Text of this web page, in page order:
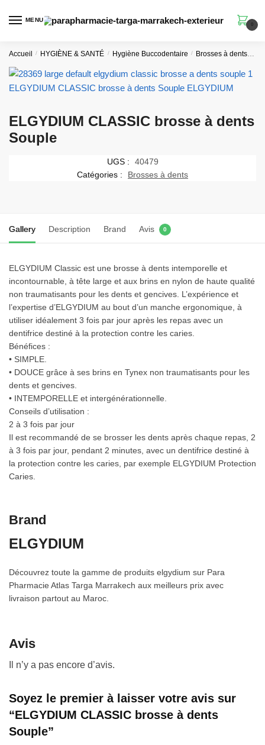
MENU
0
Accueil / HYGIÈNE & SANTÉ / Hygiène Buccodentaire / Brosses à dents
ELGYDIUM CLASSIC brosse à dents
Souple
UGS :
40479
Catégories :
Brosses à dents
Gallery Description Brand Avis 0
ELGYDIUM Classic est une brosse à dents intemporelle et
incontournable, à tête large et aux brins en nylon de haute qualité
non traumatisants pour les dents et gencives. L’expérience et
l’expertise d’ELGYDIUM au bout d’un manche ergonomique, à
utiliser idéalement 3 fois par jour après les repas avec un
dentifrice destiné à la protection contre les caries.
Bénéfices :
• SIMPLE.
• DOUCE grâce à ses brins en Tynex non traumatisants pour les
dents et gencives.
• INTEMPORELLE et intergénérationnelle.
Conseils d’utilisation :
2 à 3 fois par jour
Il est recommandé de se brosser les dents après chaque repas, 2
à 3 fois par jour, pendant 2 minutes, avec un dentifrice destiné à
la protection contre les caries, par exemple ELGYDIUM Protection
Caries.
Brand
ELGYDIUM
Découvrez toute la gamme de produits elgydium sur Para
Pharmacie Atlas Targa Marrakech aux meilleurs prix avec
livraison partout au Maroc.
Avis
Il n’y a pas encore d’avis.
Soyez le premier à laisser votre avis sur
“ELGYDIUM CLASSIC brosse à dents
Souple”